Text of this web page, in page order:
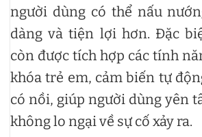
người dùng có thể nấu
dàng và tiện lợi hơn. Đặc
còn được tích hợp các tính
khóa trẻ em, cảm biến tự
có nồi, giúp người dùng yên
không lo ngại về sự cố xảy ra.